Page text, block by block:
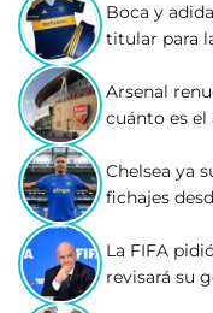
Boca y
titular para
Arsenal
cuánto es el
Chelsea ya
fichajes
La FIFA
revisará su